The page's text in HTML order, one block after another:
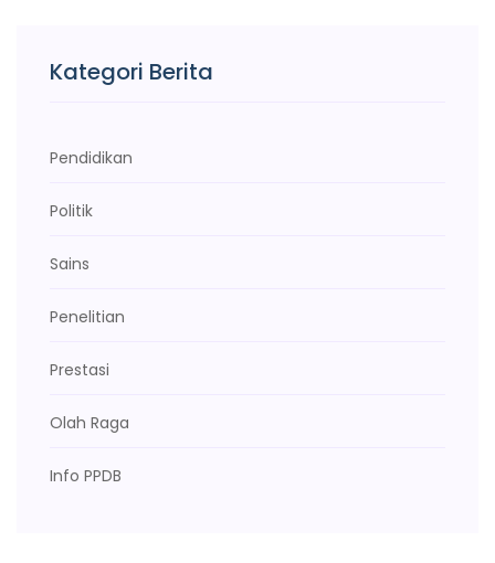
Kategori Berita
Pendidikan
Politik
Sains
Penelitian
Prestasi
Olah Raga
Info PPDB